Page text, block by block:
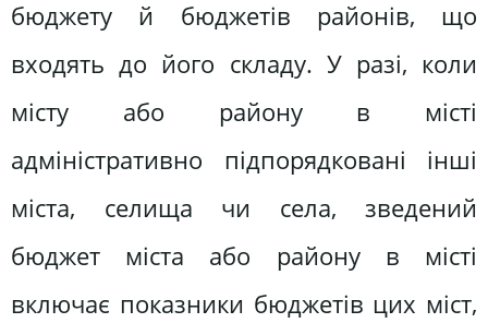
бюджету й бюджетів районів, що
входять до його складу. У разі, коли
місту або району в місті
адміністративно підпорядковані інші
міста, селища чи села, зведений
бюджет міста або району в місті
включає показники бюджетів цих міст,